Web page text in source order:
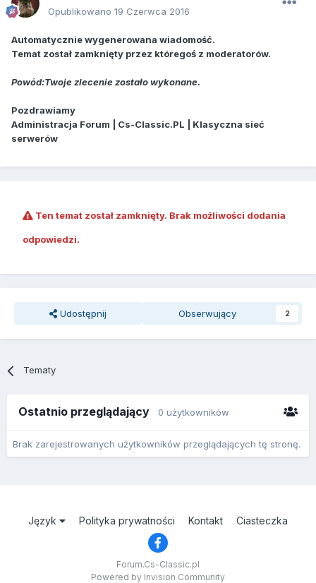
Opublikowano 19 Czerwca 2016
Automatycznie wygenerowana wiadomość.
Temat został zamknięty przez któregoś z moderatorów.
Powód:Twoje zlecenie zostało wykonane.
Pozdrawiamy
Administracja Forum | Cs-Classic.PL | Klasyczna sieć
serwerów
Ten temat został zamknięty. Brak możliwości dodania
odpowiedzi.
Udostępnij Obserwujący 2
Tematy
Ostatnio przeglądający 0 użytkowników
Brak zarejestrowanych użytkowników przeglądających tę stronę.
Język Polityka prywatności Kontakt Ciasteczka
Forum.Cs-Classic.pl
Powered by Invision Community